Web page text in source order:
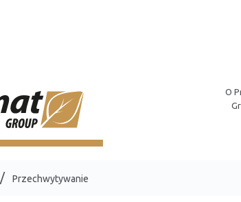
O
Przechwytywanie